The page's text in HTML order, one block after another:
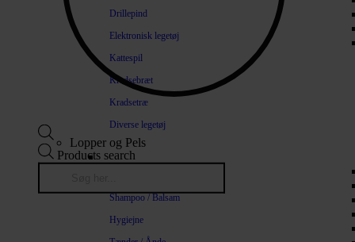
Drillepind
Elektronisk legetøj
Kattespil
Kradsebræt
Kradsetræ
Diverse legetøj
Lopper og Pels
Shampoo / Balsam
Hygiejne
Products search